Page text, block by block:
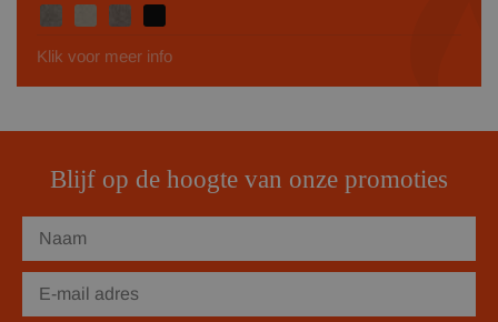
Klik voor meer info
Blijf op de hoogte van onze promoties